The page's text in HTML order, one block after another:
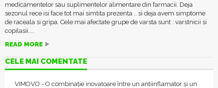
medicamentelor sau suplimentelor alimentare din farmacii. Deja
sezonul rece isi face tot mai simtita prezenta .. si deja avem simptome
de raceala si gripa. Cele mai afectate grupe de varsta sunt : varstnicii si
copilasii....
READ MORE
CELE MAI COMENTATE
VIMOVO - O combinație inovatoare între un antiinflamator și un